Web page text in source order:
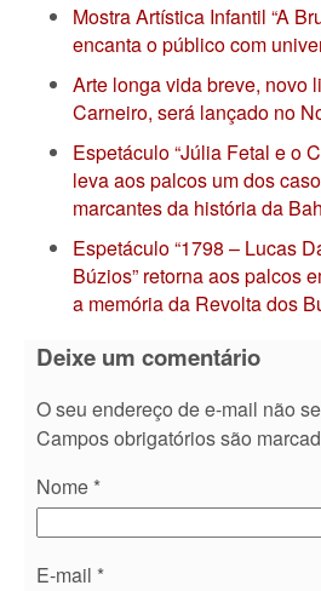
Mostra Artística Infantil “A
encanta o público com
Arte longa vida breve, novo
Carneiro, será lançado no
Espetáculo “Júlia Fetal e o
leva aos palcos um dos
marcantes da história da
Espetáculo “1798 – Lucas
Búzios” retorna aos palcos
a memória da Revolta dos
Deixe um comentário
O seu endereço de e-mail não
Campos obrigatórios são
Nome *
E-mail *